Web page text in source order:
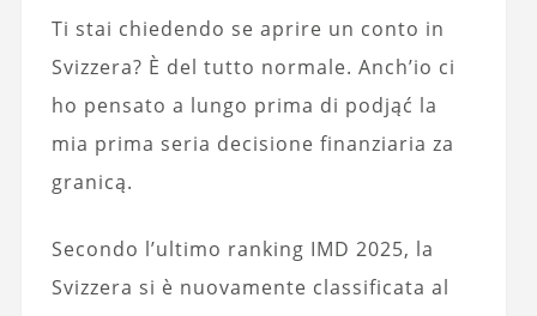
Ti stai chiedendo se aprire un conto in
Svizzera? È del tutto normale. Anch’io ci
ho pensato a lungo prima di podjąć la
mia prima seria decisione finanziaria za
granicą.
Secondo l’ultimo ranking IMD 2025, la
Svizzera si è nuovamente classificata al